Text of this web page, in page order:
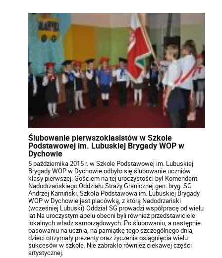
Ślubowanie pierwszoklasistów w Szkole
Podstawowej im. Lubuskiej Brygady WOP w
Dychowie
5 października 2015 r. w Szkole Podstawowej im. Lubuskiej
Brygady WOP w Dychowie odbyło się ślubowanie uczniów
klasy pierwszej. Gościem na tej uroczystości był Komendant
Nadodrzańskiego Oddziału Straży Granicznej gen. bryg. SG
Andrzej Kamiński. Szkoła Podstawowa im. Lubuskiej Brygady
WOP w Dychowie jest placówką, z którą Nadodrzański
(wcześniej Lubuski) Oddział SG prowadzi współpracę od wielu
lat.Na uroczystym apelu obecni byli również przedstawiciele
lokalnych władz samorządowych. Po ślubowaniu, a następnie
pasowaniu na ucznia, na pamiątkę tego szczególnego dnia,
dzieci otrzymały prezenty oraz życzenia osiągnięcia wielu
sukcesów w szkole. Nie zabrakło również ciekawej części
artystycznej.